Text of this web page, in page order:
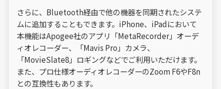
さらに、Bluetooth経由で他の機器を同期されたシステ
ムに追加することもできます。iPhone、iPadにおいて
本機能はApogee社のアプリ「MetaRecorder」オーデ
ィオレコーダー、「Mavis Pro」カメラ、
「MovieSlate8」ロギングなどでご利用いただけます。
また、プロ仕様オーディオレコーダーのZoom F6やF8n
との互換性もあります。